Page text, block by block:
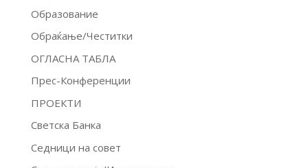
Образование
Обраќање/Честитки
ОГЛАСНА ТАБЛА
Прес-Конференции
ПРОЕКТИ
Светска Банка
Седници на совет